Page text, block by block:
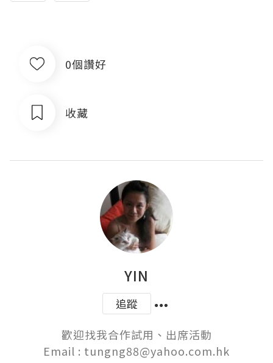
0個讚好
收藏
YIN
追蹤
歡迎找我合作試用、出席活動
Email : tungng88@yahoo.com.hk